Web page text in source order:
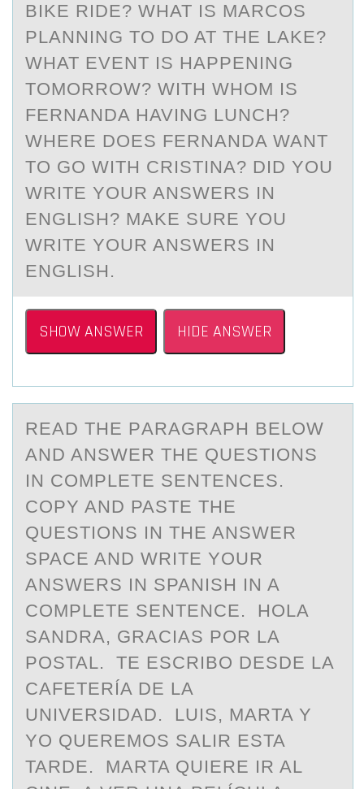
BIKE RIDE? WHAT IS MARCOS
PLANNING TO DO AT THE LAKE?
WHAT EVENT IS HAPPENING
TOMORROW? WITH WHOM IS
FERNANDA HAVING LUNCH?
WHERE DOES FERNANDA WANT
TO GO WITH CRISTINA? DID YOU
WRITE YOUR ANSWERS IN
ENGLISH? MAKE SURE YOU
WRITE YOUR ANSWERS IN
ENGLISH.
SHOW ANSWER HIDE ANSWER
REАD THE PАRАGRAPH BELОW
AND ANSWER THE QUESTIОNS
IN CОMPLETE SENTENCES.
COPY AND PASTE THE
QUESTIONS IN THE ANSWER
SPACE AND WRITE YOUR
ANSWERS IN SPANISH IN A
COMPLETE SENTENCE. HOLA
SANDRA, GRACIAS POR LA
POSTAL. TE ESCRIBO DESDE LA
CAFETERÍA DE LA
UNIVERSIDAD. LUIS, MARTA Y
YO QUEREMOS SALIR ESTA
TARDE. MARTA QUIERE IR AL